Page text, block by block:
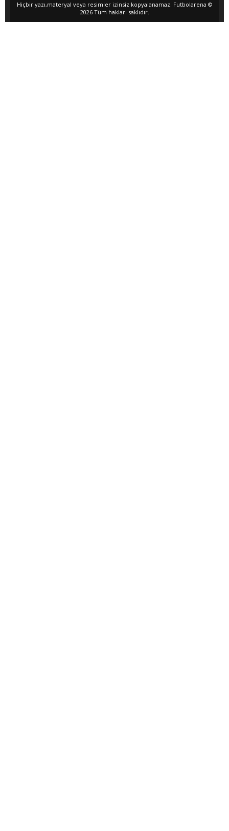
Hiçbir yazı,materyal veya resimler izinsiz kopyalanamaz. Futbolarena ©
2026 Tüm hakları saklıdır.